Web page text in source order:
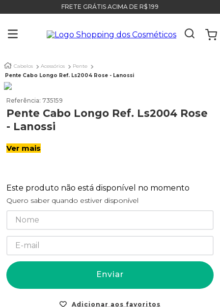
FRETE GRÁTIS ACIMA DE R$ 199
Cabelos Acessórios
Pente
Pente Cabo Longo Ref. Ls2004 Rose - Lanossi
Referência: 735159
Pente Cabo Longo Ref. Ls2004 Rose
- Lanossi
Ver mais
Este produto não está disponível no momento
Quero saber quando estiver disponível
Enviar